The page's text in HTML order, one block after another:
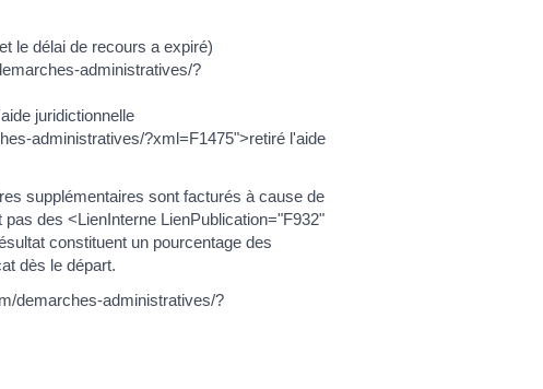
le délai de recours a expiré)
administratives/?
juridictionnelle
administratives/?xml=F1475">retiré l'aide
supplémentaires sont facturés à cause de
des <LienInterne LienPublication="F932"
constituent un pourcentage des
dès le départ.
demarches-administratives/?